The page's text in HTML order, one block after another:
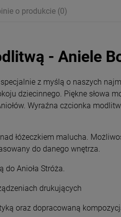
zł
DO KOSZYKA
o produkcie (0)
- Aniele
z myślą o naszych
dziecinnego. Piękne słowa
Wyraźna czcionka
łóżeczkiem malucha.
do danego wnętrza.
do Anioła Stróża.
drukujących
oraz dopracowaną